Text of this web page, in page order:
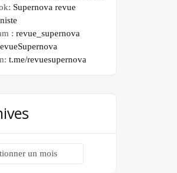
Supernova revue
: revue_supernova
t.me/revuesupernova